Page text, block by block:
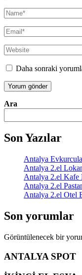
Daha sonraki
Ara
Son Yazılar
Antalya
Antalya 2.el
Antalya 2.el Kafe
Antalya 2.el
Antalya 2.el Otel
Son yorumlar
Görüntülenecek bir
ANTALYA SPOT